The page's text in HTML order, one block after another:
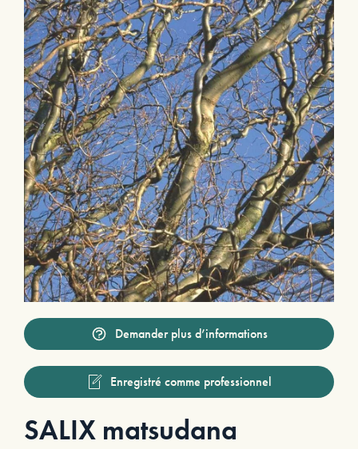
Demander plus d’informations
Enregistré comme professionnel
SALIX matsudana